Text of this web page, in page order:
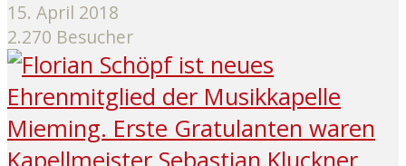
15. April 2018
2.270 Besucher